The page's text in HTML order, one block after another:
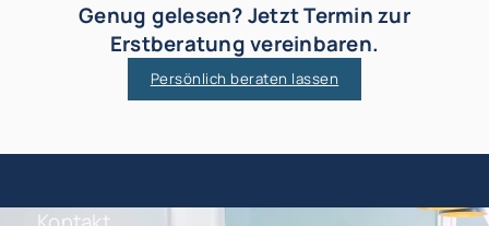
Genug gelesen? Jetzt Termin zur
Erstberatung vereinbaren.
Persönlich beraten lassen